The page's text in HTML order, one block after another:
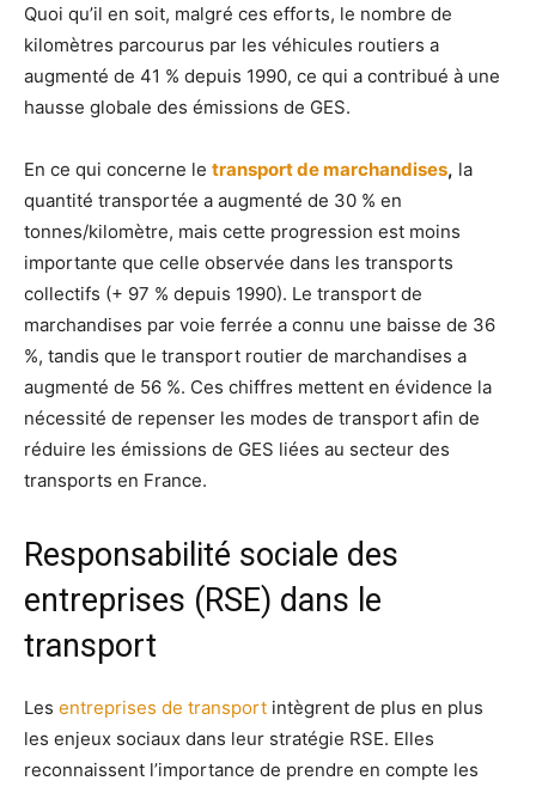
Quoi qu’il en soit, malgré ces efforts, le nombre de
kilomètres parcourus par les véhicules routiers a
augmenté de 41 % depuis 1990, ce qui a contribué à une
hausse globale des émissions de GES.
En ce qui concerne le transport de marchandises, la
quantité transportée a augmenté de 30 % en
tonnes/kilomètre, mais cette progression est moins
importante que celle observée dans les transports
collectifs (+ 97 % depuis 1990). Le transport de
marchandises par voie ferrée a connu une baisse de 36
%, tandis que le transport routier de marchandises a
augmenté de 56 %. Ces chiffres mettent en évidence la
nécessité de repenser les modes de transport afin de
réduire les émissions de GES liées au secteur des
transports en France.
Responsabilité sociale des
entreprises (RSE) dans le
transport
Les entreprises de transport intègrent de plus en plus
les enjeux sociaux dans leur stratégie RSE. Elles
reconnaissent l’importance de prendre en compte les